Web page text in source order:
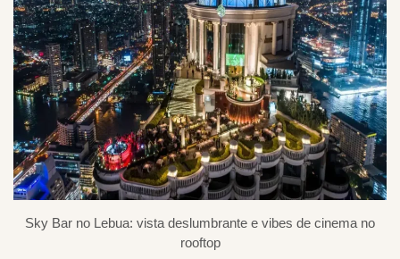
Sky Bar no Lebua: vista deslumbrante e vibes de cinema no
rooftop